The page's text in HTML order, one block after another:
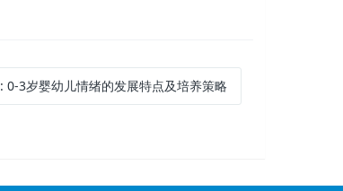
: 0-3岁婴幼儿情绪的发展特点及培养策略